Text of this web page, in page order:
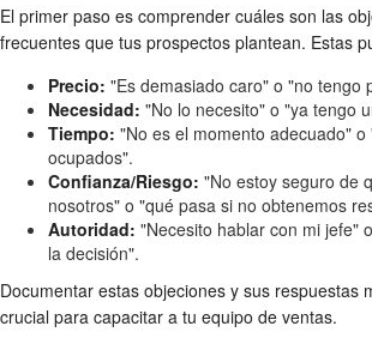
El primer paso es comprender cuáles son las
frecuentes que tus prospectos plantean. Estas
Precio: "Es demasiado caro" o "no tengo
Necesidad: "No lo necesito" o "ya tengo
Tiempo: "No es el momento adecuado"
ocupados".
Confianza/Riesgo: "No estoy seguro de
nosotros" o "qué pasa si no obtenemos
Autoridad: "Necesito hablar con mi jefe"
la decisión".
Documentar estas objeciones y sus respuestas
crucial para capacitar a tu equipo de ventas.